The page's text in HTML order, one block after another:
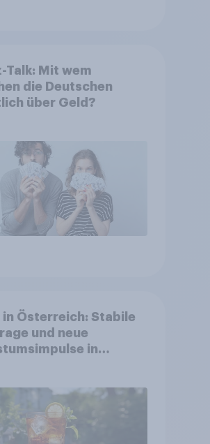
Talk: Mit wem
die Deutschen
über Geld?
in Österreich: Stabile
und neue
in